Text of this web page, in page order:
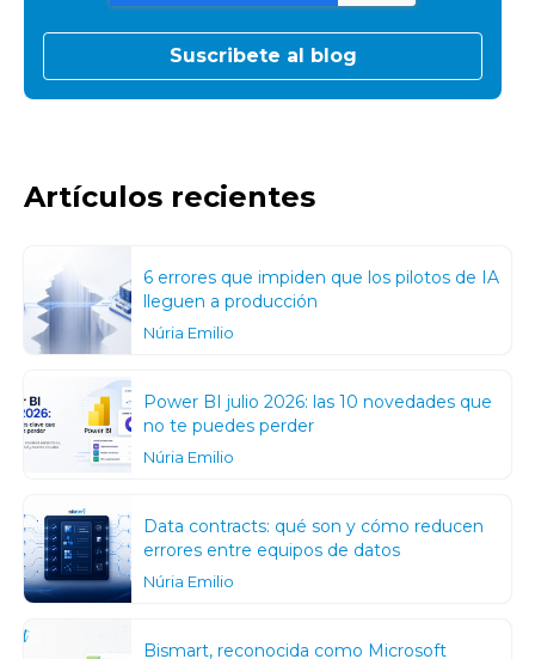
Artículos recientes
6 errores que impiden que los pilotos de IA
lleguen a producción
Núria Emilio
Power BI julio 2026: las 10 novedades que
no te puedes perder
Núria Emilio
Data contracts: qué son y cómo reducen
errores entre equipos de datos
Núria Emilio
Bismart, reconocida como Microsoft